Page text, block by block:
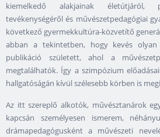
kiemelkedő alakjainak életútjáról,
tevékenységéről és művészetpedagógiai
következő gyermekkultúra-közvetítő
abban a tekintetben, hogy kevés olyan
publikáció született, ahol a
megtalálhatók. Így a szimpózium
hallgatóságán kívül szélesebb körben is
Az itt szereplő alkotók, művésztanárok
kapcsán személyesen ismerem,
drámapedagógusként a művészeti